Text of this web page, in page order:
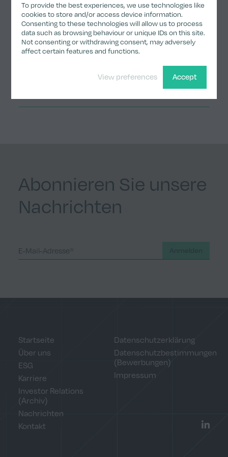
To provide the best experiences, we use technologies like
cookies to store and/or access device information.
Consenting to these technologies will allow us to process
data such as browsing behaviour or unique IDs on this site.
Not consenting or withdrawing consent, may adversely
affect certain features and functions.
Accept
View preferences
Anmelden
Abonnieren Sie unsere
Nachrichten
Startseite
Über uns
ESG
Karriere
Investor Relations
(Archiv)
Nachrichten
Kontakt
Datenschutzerklärung
Datenschutzbestimmungen
(Bewerbungen)
Impressum